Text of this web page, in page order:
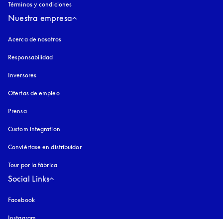
Términos y condiciones
Nuestra empresa
Acerca de nosotros
Responsabilidad
Inversores
Ofertas de empleo
Prensa
Custom integration
Conviértase en distribuidor
Tour por la fábrica
Social Links
Facebook